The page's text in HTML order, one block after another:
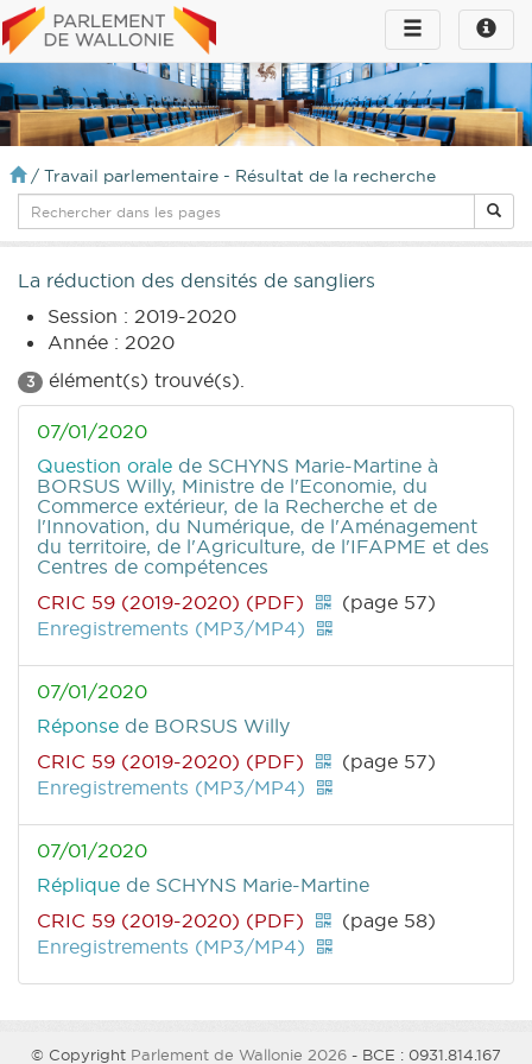
Toggle
infos
Toggle
navigation
/ Travail parlementaire - Résultat de la recherche
La réduction des densités de sangliers
Session : 2019-2020
Année : 2020
3 élément(s) trouvé(s).
07/01/2020
Question orale de SCHYNS Marie-Martine à
BORSUS Willy, Ministre de l'Economie, du
Commerce extérieur, de la Recherche et de
l'Innovation, du Numérique, de l'Aménagement
du territoire, de l'Agriculture, de l'IFAPME et des
Centres de compétences
CRIC 59 (2019-2020) (PDF)
(page 57)
Enregistrements (MP3/MP4)
07/01/2020
Réponse de BORSUS Willy
CRIC 59 (2019-2020) (PDF)
(page 57)
Enregistrements (MP3/MP4)
07/01/2020
Réplique de SCHYNS Marie-Martine
CRIC 59 (2019-2020) (PDF)
(page 58)
Enregistrements (MP3/MP4)
© Copyright Parlement de Wallonie 2026 - BCE : 0931.814.167